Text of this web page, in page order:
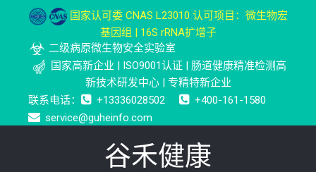
国家认可委 CNAS L23010 认可项目：微生物宏
基因组 | 16S rRNA扩增子
二级病原微生物安全实验室
国家高新企业 | ISO9001认证 | 肠道健康精准检测高
新技术研发中心 | 专精特新企业
联系电话：
+13336028502
+400-161-1580
service@guheinfo.com
谷禾健康